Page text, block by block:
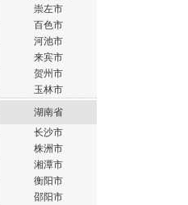
崇左市
百色市
河池市
来宾市
贺州市
玉林市
湖南省
长沙市
株洲市
湘潭市
衡阳市
邵阳市